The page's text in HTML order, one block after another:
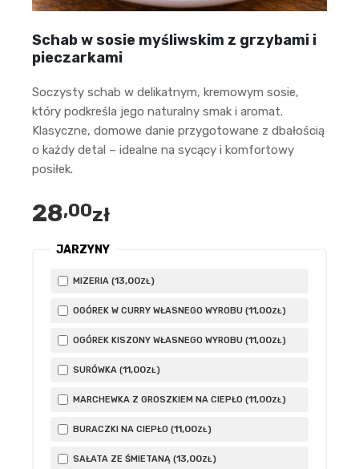
Schab w sosie myśliwskim z grzybami i
pieczarkami
Soczysty schab w delikatnym, kremowym sosie,
który podkreśla jego naturalny smak i aromat.
Klasyczne, domowe danie przygotowane z dbałością
o każdy detal – idealne na sycący i komfortowy
posiłek.
28,00zł
JARZYNY
MIZERIA (13,00ZŁ)
OGÓREK W CURRY WŁASNEGO WYROBU (11,00ZŁ)
OGÓREK KISZONY WŁASNEGO WYROBU (11,00ZŁ)
SURÓWKA (11,00ZŁ)
MARCHEWKA Z GROSZKIEM NA CIEPŁO (11,00ZŁ)
BURACZKI NA CIEPŁO (11,00ZŁ)
SAŁATA ZE ŚMIETANĄ (13,00ZŁ)